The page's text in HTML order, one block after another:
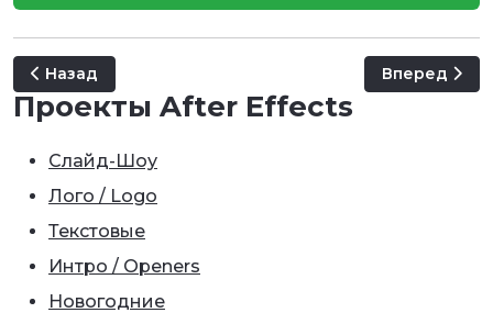
Предыдущий: Travel Feels - Brush Slideshow
Назад Следующий:
Вперед
Проекты After Effects
Слайд-Шоу
Лого / Logo
Текстовые
Интро / Openers
Новогодние